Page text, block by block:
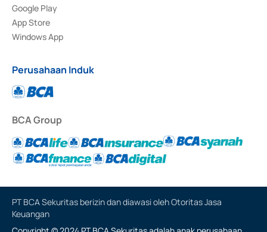
Google Play
App Store
Windows App
Perusahaan Induk
BCA Group
PT BCA Sekuritas berizin dan diawasi oleh Otoritas Jasa
Keuangan